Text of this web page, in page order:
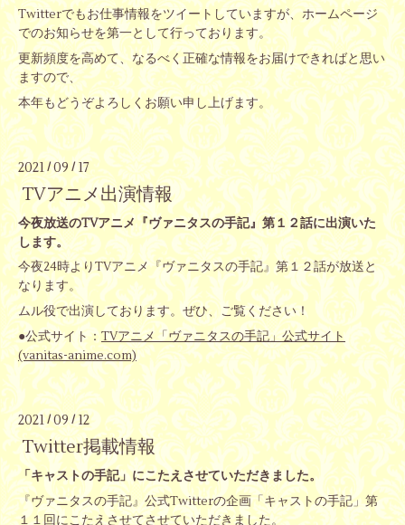
Twitterでもお仕事情報をツイートしていますが、ホームページ
でのお知らせを第一として行っております。
更新頻度を高めて、なるべく正確な情報をお届けできればと思い
ますので、
本年もどうぞよろしくお願い申し上げます。
2021 /09 / 17
TVアニメ出演情報
今夜放送のTVアニメ『ヴァニタスの手記』第１２話に出演いた
します。
今夜24時よりTVアニメ『ヴァニタスの手記』第１２話が放送と
なります。
ムル役で出演しております。ぜひ、ご覧ください！
●公式サイト：TVアニメ「ヴァニタスの手記」公式サイト
(vanitas-anime.com)
2021/09/12
Twitter掲載情報
「キャストの手記」にこたえさせていただきました。
『ヴァニタスの手記』公式Twitterの企画「キャストの手記」第
１１回にこたえさせてさせていただきました。